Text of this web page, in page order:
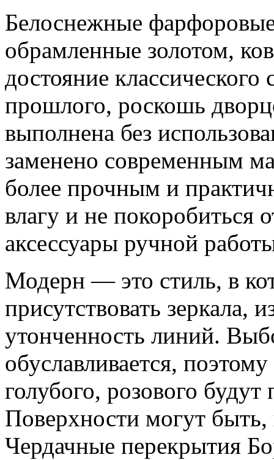
Белоснежные
обрамленные золотом,
достояние
прошлого, роскошь
выполнена без
заменено современным
более прочным и
влагу и не покоробиться
аксессуары ручной
Модерн — это стиль, в
присутствовать зеркала,
утонченность линий.
обуславливается,
голубого, розового
Поверхности могут быть,
Чердачные перекрытия